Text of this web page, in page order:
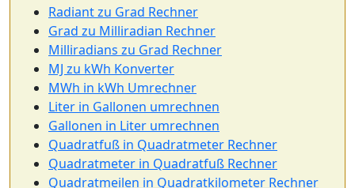
Radiant zu Grad Rechner
Grad zu Milliradian Rechner
Milliradians zu Grad Rechner
MJ zu kWh Konverter
MWh in kWh Umrechner
Liter in Gallonen umrechnen
Gallonen in Liter umrechnen
Quadratfuß in Quadratmeter Rechner
Quadratmeter in Quadratfuß Rechner
Quadratmeilen in Quadratkilometer Rechner